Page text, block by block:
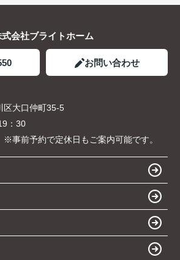
式会社ブライトホーム
お問い合わせ
区大口仲町35-5
：30
事前予約で定休日もご案内可能です。